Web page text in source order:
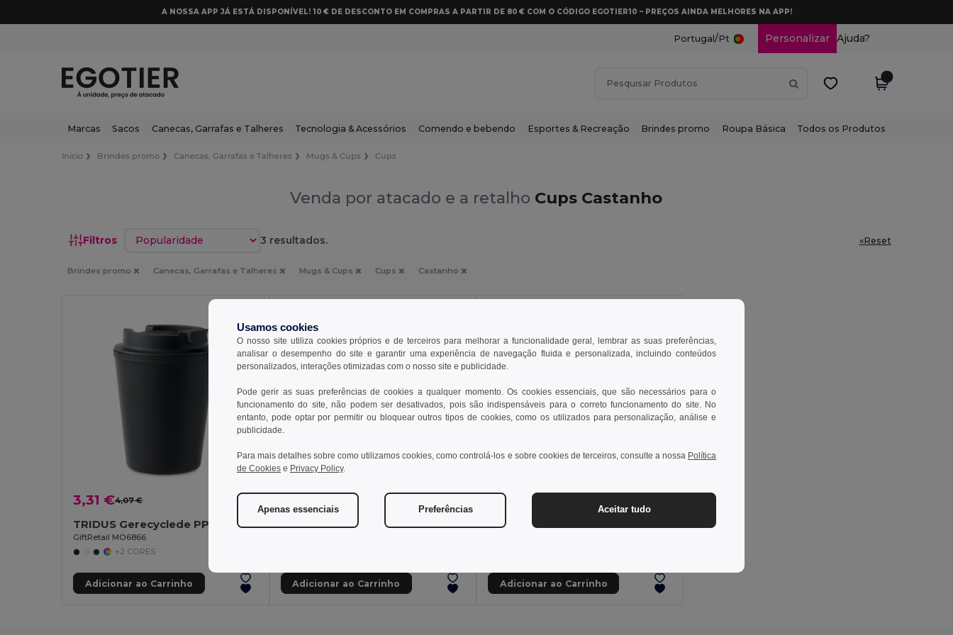
A NOSSA APP JÁ ESTÁ DISPONÍVEL! 10 € DE DESCONTO EM COMPRAS A PARTIR DE 80 € COM O CÓDIGO EGOTIER10 – PREÇOS AINDA MELHORES NA APP!
Portugal /Pt Personalizar Ajuda?
Marcas Sacos Canecas, Garrafas e Talheres Tecnologia & Acessórios Comendo e bebendo Esportes & Recreação Brindes promo Roupa Básica Todos os Produtos
Início Brindes promo Canecas, Garrafas e Talheres Mugs & Cups Cups
Venda por atacado e a retalho Cups Castanho
Filtros Classificar por 3 resultados. «Reset
Brindes promo Canecas, Garrafas e Talheres Mugs & Cups Cups Castanho
3,31 €4,07 € -19%
TRIDUS Gerecyclede PP beker 300 ml
GiftRetail MO6866
+2 CORES
Adicionar ao Carrinho
Copo térmico em aço inoxidável
Adicionar ao Carrinho
2,53 €
Adicionar ao Carrinho
Usamos cookies
O nosso site utiliza cookies próprios e de terceiros para melhorar a funcionalidade geral, lembrar as suas preferências,
analisar o desempenho do site e garantir uma experiência de navegação fluida e personalizada, incluindo conteúdos
personalizados, interações otimizadas com o nosso site e publicidade.
Pode gerir as suas preferências de cookies a qualquer momento. Os cookies essenciais, que são necessários para o
funcionamento do site, não podem ser desativados, pois são indispensáveis para o correto funcionamento do site. No
entanto, pode optar por permitir ou bloquear outros tipos de cookies, como os utilizados para personalização, análise e
publicidade.
Para mais detalhes sobre como utilizamos cookies, como controlá-los e sobre cookies de terceiros, consulte a nossa Política
de Cookies e Privacy Policy.
Apenas essenciais Preferências Aceitar tudo